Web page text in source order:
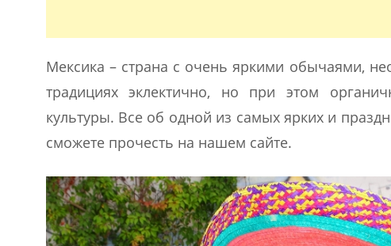
Мексика – страна с очень яркими обычаями,
традициях эклектично, но при этом
культуры. Все об одной из самых ярких и
сможете прочесть на нашем сайте.